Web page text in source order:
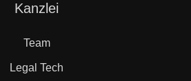
Mueller.legal
Kanzlei
Team
Legal Tech